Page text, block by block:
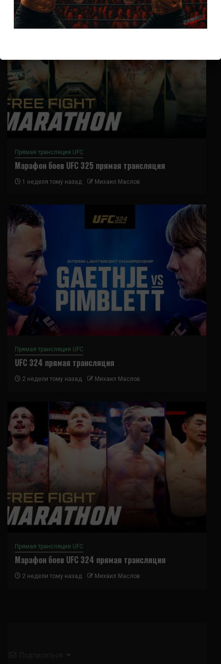
Прямая трансляция UFC
Марафон боев UFC 325 прямая трансляция
1 неделя тому назад Михаил Маслов
Прямая трансляция UFC
UFC 324 прямая трансляция
2 недели тому назад Михаил Маслов
Прямая трансляция UFC
Марафон боев UFC 324 прямая трансляция
2 недели тому назад Михаил Маслов